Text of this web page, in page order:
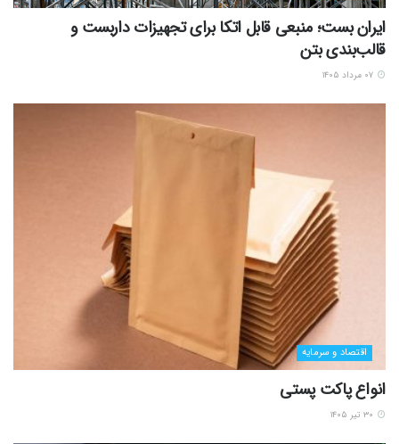
ایران بست؛ منبعی قابل اتکا برای تجهیزات داربست و
قالب‌بندی بتن
اقتصاد و سرمایه
انواع پاکت پستی